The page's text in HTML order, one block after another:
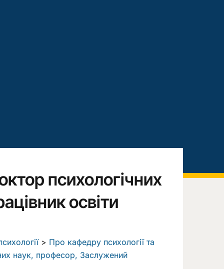
психологічних
освіти
> Про кафедру психології та
наук, професор, Заслужений